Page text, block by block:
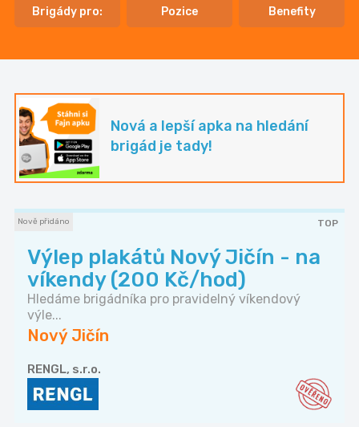
Brigády pro: Pozice Benefity
Nová a lepší apka na hledání
brigád je tady!
Nově přidáno TOP
Výlep plakátů Nový Jičín - na
víkendy (200 Kč/hod)
Hledáme brigádníka pro pravidelný víkendový
výle...
Nový Jičín
RENGL, s.r.o.